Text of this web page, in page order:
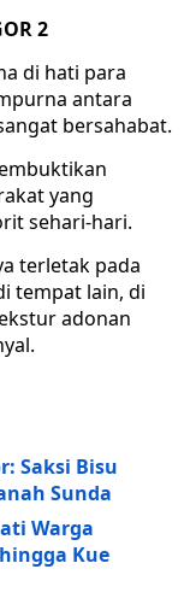
2
di hati para
antara
bersahabat.
yang
sehari-hari.
terletak pada
tempat lain, di
adonan
Saksi Bisu
Sunda
Warga
Kue